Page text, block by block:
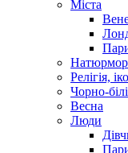
Міста
Релігія,
Чорно-білі
Весна
Люди